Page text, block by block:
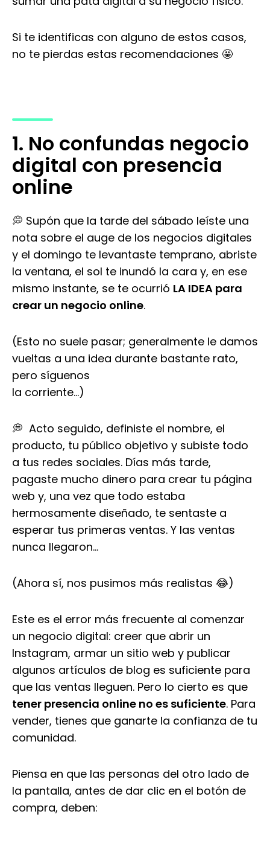
Si te identificas con alguno de estos casos,
no te pierdas estas recomendaciones 🤩
1. No confundas negocio
digital con presencia
online
💭 Supón que la tarde del sábado leíste una
nota sobre el auge de los negocios digitales
y el domingo te levantaste temprano, abriste
la ventana, el sol te inundó la cara y, en ese
mismo instante, se te ocurrió LA IDEA para
crear un negocio online.
(Esto no suele pasar; generalmente le damos
vueltas a una idea durante bastante rato,
pero síguenos
la corriente…)
💭 Acto seguido, definiste el nombre, el
producto, tu público objetivo y subiste todo
a tus redes sociales. Días más tarde,
pagaste mucho dinero para crear tu página
web y, una vez que todo estaba
hermosamente diseñado, te sentaste a
esperar tus primeras ventas. Y las ventas
nunca llegaron…
(Ahora sí, nos pusimos más realistas 😂)
Este es el error más frecuente al comenzar
un negocio digital: creer que abrir un
Instagram, armar un sitio web y publicar
algunos artículos de blog es suficiente para
que las ventas lleguen. Pero lo cierto es que
tener presencia online no es suficiente. Para
vender, tienes que ganarte la confianza de tu
comunidad.
Piensa en que las personas del otro lado de
la pantalla, antes de dar clic en el botón de
compra, deben: